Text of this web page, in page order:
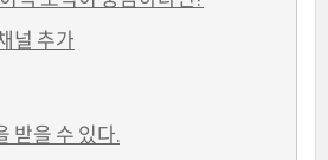
널 추가
받을 수 있다.